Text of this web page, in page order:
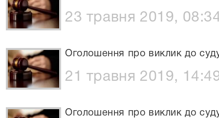
23 травня 2019,
Оголошення про виклик до
21 травня 2019,
Оголошення про виклик до